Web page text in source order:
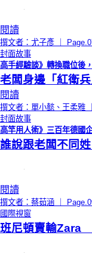
閱讀
撰文者：尤子彥 ｜
封面故事
高手經驗談》轉換職位後
老闆身邊「紅衛
閱讀
撰文者：單小懿、王柔雅
封面故事
高竿用人術》三百年德國
誰說跟老闆不同
閱讀
撰文者：蔡茹涵 ｜
國際視窗
班尼頓賣輸Zara